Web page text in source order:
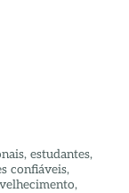
estudantes,
confiáveis,